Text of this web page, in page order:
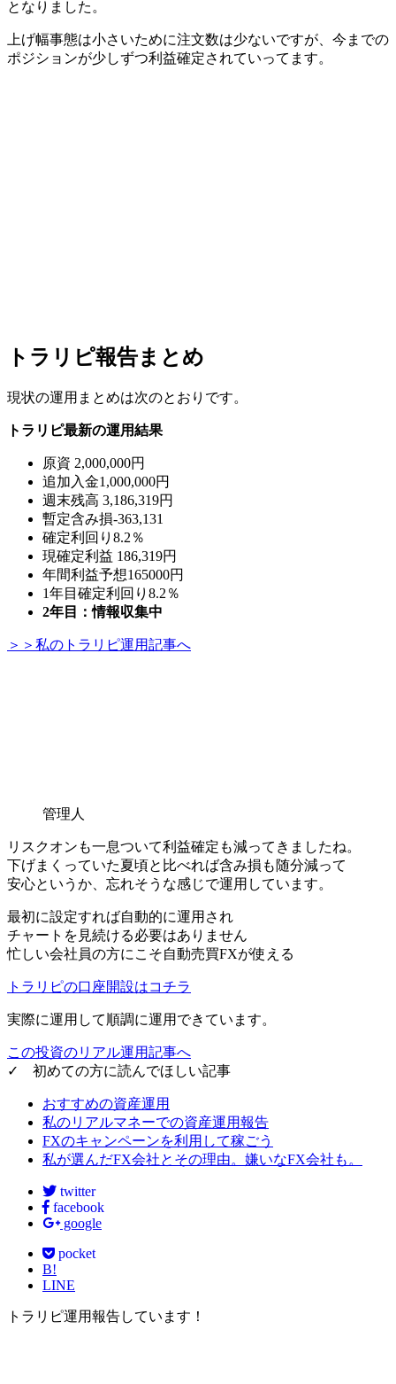
となりました。
上げ幅事態は小さいために注文数は少ないですが、今までの
ポジションが少しずつ利益確定されていってます。
トラリピ報告まとめ
現状の運用まとめは次のとおりです。
トラリピ最新の運用結果
原資 2,000,000円
追加入金1,000,000円
週末残高 3,186,319円
暫定含み損-363,131
確定利回り8.2％
現確定利益 186,319円
年間利益予想165000円
1年目確定利回り8.2％
2年目：情報収集中
＞＞私のトラリピ運用記事へ
管理人
リスクオンも一息ついて利益確定も減ってきましたね。
下げまくっていた夏頃と比べれば含み損も随分減って
安心というか、忘れそうな感じで運用しています。
最初に設定すれば自動的に運用され
チャートを見続ける必要はありません
忙しい会社員の方にこそ自動売買FXが使える
トラリピの口座開設はコチラ
実際に運用して順調に運用できています。
この投資のリアル運用記事へ
✓ 初めての方に読んでほしい記事
おすすめの資産運用
私のリアルマネーでの資産運用報告
FXのキャンペーンを利用して稼ごう
私が選んだFX会社とその理由。嫌いなFX会社も。
twitter
facebook
google
pocket
B!
LINE
トラリピ運用報告しています！